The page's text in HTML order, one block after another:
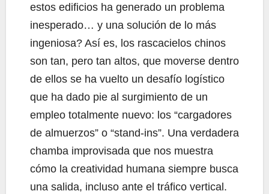
estos edificios ha generado un problema
inesperado… y una solución de lo más
ingeniosa? Así es, los rascacielos chinos
son tan, pero tan altos, que moverse dentro
de ellos se ha vuelto un desafío logístico
que ha dado pie al surgimiento de un
empleo totalmente nuevo: los “cargadores
de almuerzos” o “stand-ins”. Una verdadera
chamba improvisada que nos muestra
cómo la creatividad humana siempre busca
una salida, incluso ante el tráfico vertical.